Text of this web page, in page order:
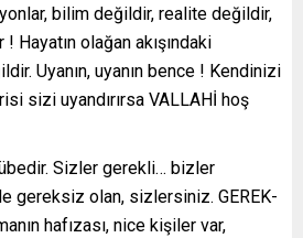
bilim değildir, realite değildir,
olağan akışındaki
Uyanın, uyanın bence ! Kendinizi
sizi uyandırırsa VALLAHİ hoş
Sizler gerekli… bizler
gereksiz olan, sizlersiniz. GEREK-
hafızası, nice kişiler var,